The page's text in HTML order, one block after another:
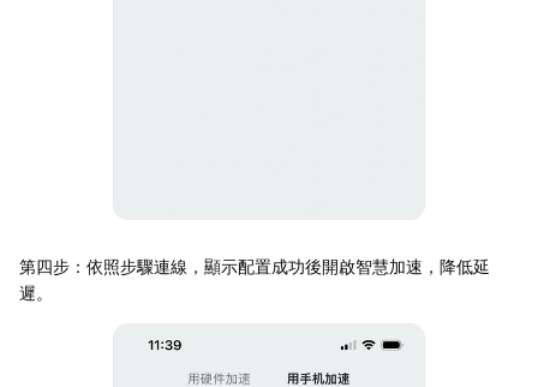
第四步：依照步驟連線，顯示配置成功後開啟智慧加速，降低延
遲。